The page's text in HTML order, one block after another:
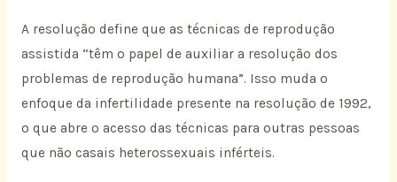
A resolução define que as técnicas de reprodução
assistida “têm o papel de auxiliar a resolução dos
problemas de reprodução humana”. Isso muda o
enfoque da infertilidade presente na resolução de 1992,
o que abre o acesso das técnicas para outras pessoas
que não casais heterossexuais inférteis.